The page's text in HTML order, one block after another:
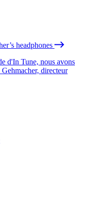
headphones
d'In Tune, nous avons
directeur